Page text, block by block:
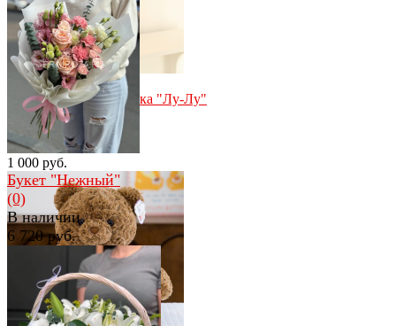
избранное сравнить
Мягкая игрушка свинка "Лу-Лу"
кролик 30 см
(0)
Нет в наличии
1 000 руб.
избранное сравнить
Букет "Нежный"
(0)
В наличии
6 720 руб.